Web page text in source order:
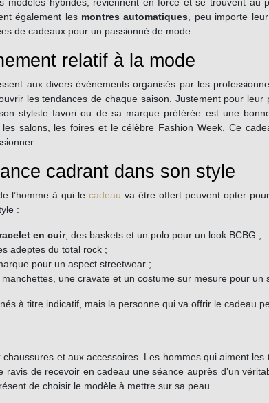
modèles hybrides, reviennent en force et se trouvent
également les montres automatiques, peu importe
de cadeaux pour un passionné de mode.
relatif à la mode
aux divers événements organisés par les
les tendances de chaque saison. Justement pour
styliste favori ou de sa marque préférée est une
salons, les foires et le célèbre Fashion Week. Ce
cadrant dans son style
l’homme à qui le cadeau va être offert peuvent opter
:
en cuir, des baskets et un polo pour un look BCBG ;
adeptes du total rock ;
pour un aspect streetwear ;
une cravate et un costume sur mesure pour un
à titre indicatif, mais la personne qui va offrir le cadeau
et aux accessoires. Les hommes qui aiment
de recevoir en cadeau une séance auprès d’un
de choisir le modèle à mettre sur sa peau.